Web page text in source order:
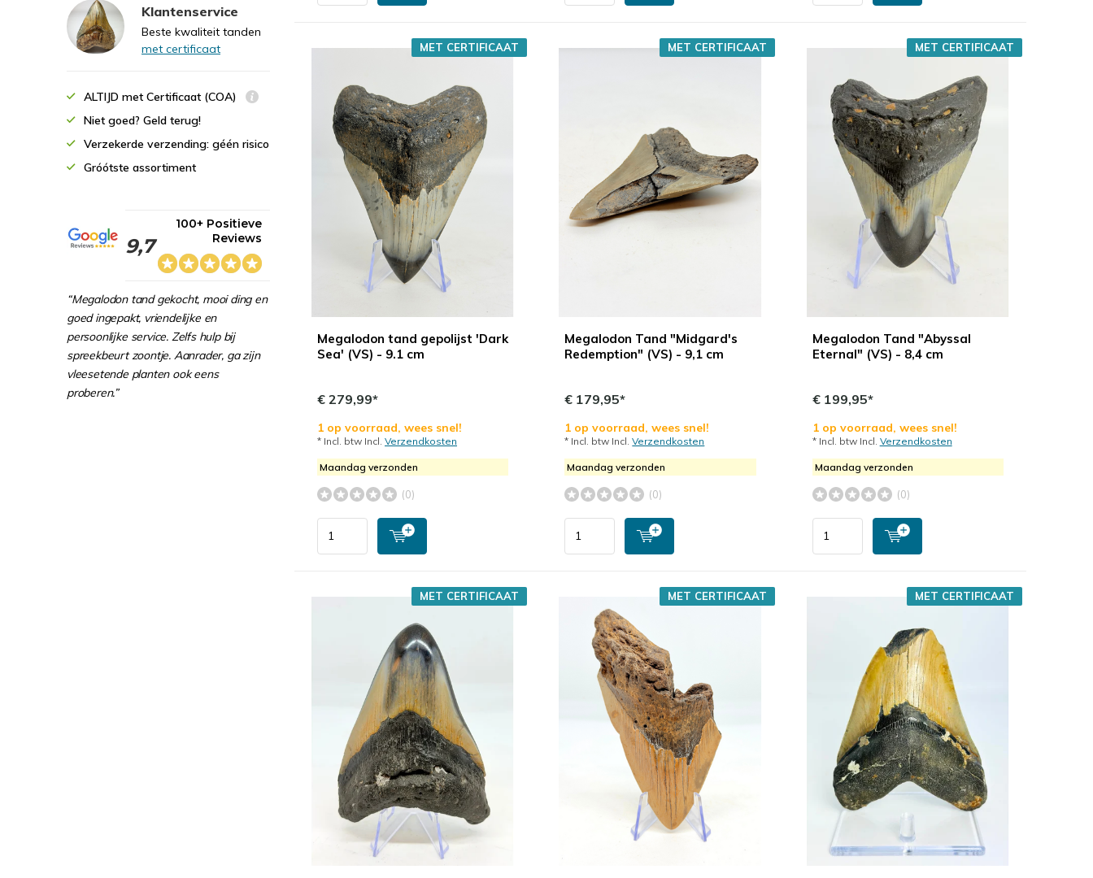
Megalodon tand gepolijst 'Dark
Sea' (VS) - 9.1 cm
MET CERTIFICAAT
€ 279,99*
1 op voorraad, wees snel!
* Incl. btw Incl. Verzendkosten
Maandag verzonden
(0)
Megalodon Tand "Midgard's
Redemption" (VS) - 9,1 cm
MET CERTIFICAAT
€ 179,95*
1 op voorraad, wees snel!
* Incl. btw Incl.Verzendkosten
Maandag verzonden
(0)
Megalodon Tand "Abyssal
Eternal" (VS) - 8,4 cm
MET CERTIFICAAT
€ 199,95*
1 op voorraad, wees snel!
* Incl. btw Incl. Verzendkosten
Maandag verzonden
(0)
MET CERTIFICAAT MET CERTIFICAAT MET CERTIFICAAT
Klantenservice
Beste kwaliteit tanden
met certificaat
ALTIJD met Certificaat (COA)
Niet goed? Geld terug!
Verzekerde verzending: géén risico
Gróótste assortiment
9,7
100+ Positieve
Reviews
“Megalodon tand gekocht, mooi ding en
goed ingepakt, vriendelijke en
persoonlijke service. Zelfs hulp bij
spreekbeurt zoontje. Aanrader, ga zijn
vleesetende planten ook eens
proberen.”